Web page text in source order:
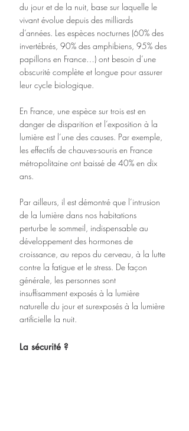
du jour et de la nuit, base sur laquelle le
vivant évolue depuis des milliards
d’années. Les espèces nocturnes (60% des
invertébrés, 90% des amphibiens, 95% des
papillons en France…) ont besoin d’une
obscurité complète et longue pour assurer
leur cycle biologique.
En France, une espèce sur trois est en
danger de disparition et l’exposition à la
lumière est l’une des causes. Par exemple,
les effectifs de chauves-souris en France
métropolitaine ont baissé de 40% en dix
ans.
Par ailleurs, il est démontré que l’intrusion
de la lumière dans nos habitations
perturbe le sommeil, indispensable au
développement des hormones de
croissance, au repos du cerveau, à la lutte
contre la fatigue et le stress. De façon
générale, les personnes sont
insuffisamment exposés à la lumière
naturelle du jour et surexposés à la lumière
artificielle la nuit.
La sécurité ?